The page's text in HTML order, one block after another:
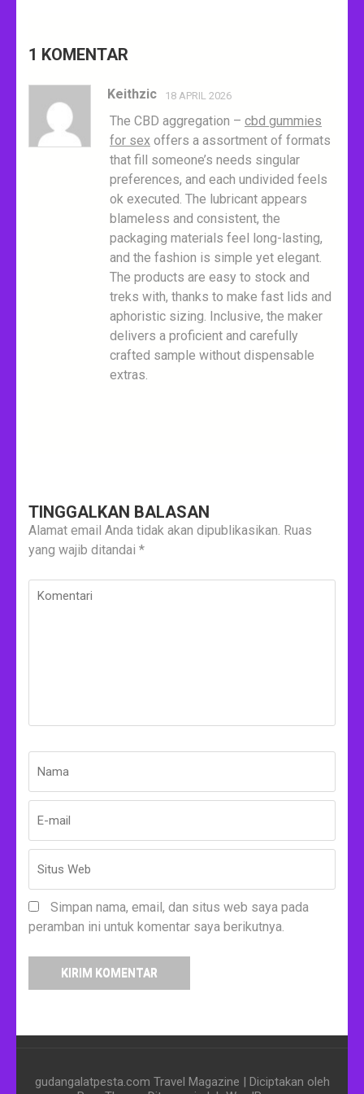
1 KOMENTAR
Keithzic 18 APRIL 2026
The CBD aggregation – cbd gummies
for sex offers a assortment of formats
that fill someone’s needs singular
preferences, and each undivided feels
ok executed. The lubricant appears
blameless and consistent, the
packaging materials feel long-lasting,
and the fashion is simple yet elegant.
The products are easy to stock and
treks with, thanks to make fast lids and
aphoristic sizing. Inclusive, the maker
delivers a proficient and carefully
crafted sample without dispensable
extras.
TINGGALKAN BALASAN
Alamat email Anda tidak akan dipublikasikan. Ruas
yang wajib ditandai *
Komentari
Simpan nama, email, dan situs web saya pada
peramban ini untuk komentar saya berikutnya.
gudangalatpesta.com Travel Magazine | Diciptakan oleh